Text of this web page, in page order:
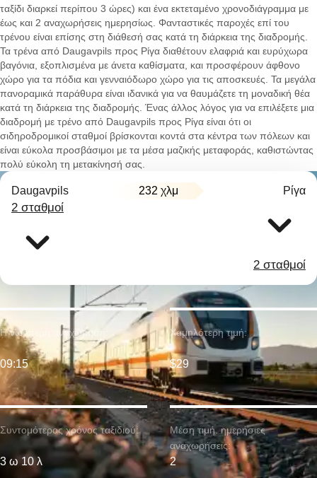
ταξίδι διαρκεί περίπου 3 ώρες) και ένα εκτεταμένο χρονοδιάγραμμα με
έως και 2 αναχωρήσεις ημερησίως. Φανταστικές παροχές επί του
τρένου είναι επίσης στη διάθεσή σας κατά τη διάρκεια της διαδρομής.
Τα τρένα από Daugavpils προς Ρίγα διαθέτουν ελαφριά και ευρύχωρα
βαγόνια, εξοπλισμένα με άνετα καθίσματα, και προσφέρουν άφθονο
χώρο για τα πόδια και γενναιόδωρο χώρο για τις αποσκευές. Τα μεγάλα
πανοραμικά παράθυρα είναι ιδανικά για να θαυμάζετε τη μοναδική θέα
κατά τη διάρκεια της διαδρομής. Ένας άλλος λόγος για να επιλέξετε μια
διαδρομή με τρένο από Daugavpils προς Ρίγα είναι ότι οι
σιδηροδρομικοί σταθμοί βρίσκονται κοντά στα κέντρα των πόλεων και
είναι εύκολα προσβάσιμοι με τα μέσα μαζικής μεταφοράς, καθιστώντας
πολύ εύκολη τη μετακίνησή σας.
Daugavpils 232 χλμ Ρίγα
2 σταθμοί
2 σταθμοί
Συντομότερος χρόνος ταξιδιού:
3 ω 10 λ
Η νωρίτερη αναχώρηση:
09:15
Χαμηλότερη τιμή:
$29
Μέση τιμή. ημερήσιες
αναχωρήσεις:
2